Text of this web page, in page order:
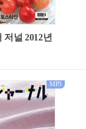
널 2012년
MP3